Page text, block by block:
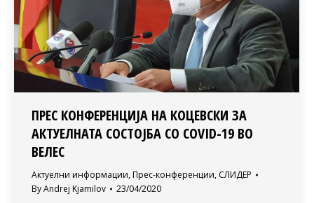
ПРЕС КОНФЕРЕНЦИЈА НА КОЦЕВСКИ ЗА
АКТУЕЛНАТА СОСТОЈБА СО COVID-19 ВО
ВЕЛЕС
Актуелни информации, Прес-конференции, СЛИДЕР
ByAndrej Kjamilov 23/04/2020